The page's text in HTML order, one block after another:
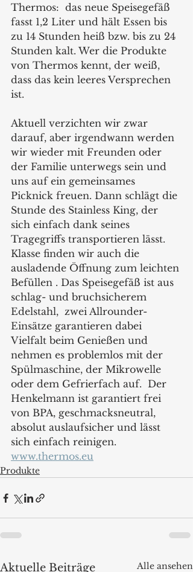
Thermos:  das neue Speisegefäß
fasst 1,2 Liter und hält Essen bis
zu 14 Stunden heiß bzw. bis zu 24
Stunden kalt. Wer die Produkte
von Thermos kennt, der weiß,
dass das kein leeres Versprechen
ist.
Aktuell verzichten wir zwar
darauf, aber irgendwann werden
wir wieder mit Freunden oder
der Familie unterwegs sein und
uns auf ein gemeinsames
Picknick freuen. Dann schlägt die
Stunde des Stainless King, der
sich einfach dank seines
Tragegriffs transportieren lässt.
Klasse finden wir auch die
ausladende Öffnung zum leichten
Befüllen . Das Speisegefäß ist aus
schlag- und bruchsicherem
Edelstahl,  zwei Allrounder-
Einsätze garantieren dabei
Vielfalt beim Genießen und
nehmen es problemlos mit der
Spülmaschine, der Mikrowelle
oder dem Gefrierfach auf.  Der
Henkelmann ist garantiert frei
von BPA, geschmacksneutral,
absolut auslaufsicher und lässt
sich einfach reinigen.
www.thermos.eu
Produkte
Aktuelle Beiträge Alle ansehen